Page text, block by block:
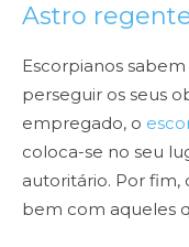
Astro
Escorpianos
perseguir os seus
empregado, o
coloca-se no seu
autoritário. Por fim,
bem com aqueles